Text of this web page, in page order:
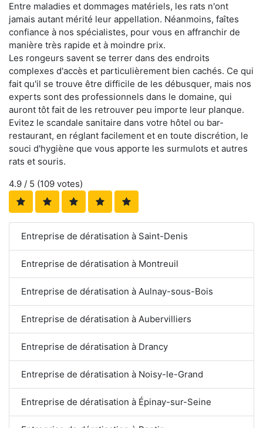
Entre maladies et dommages matériels, les rats n'ont
jamais autant mérité leur appellation. Néanmoins, faîtes
confiance à nos spécialistes, pour vous en affranchir de
manière très rapide et à moindre prix.
Les rongeurs savent se terrer dans des endroits
complexes d'accès et particulièrement bien cachés. Ce qui
fait qu'il se trouve être difficile de les débusquer, mais nos
experts sont des professionnels dans le domaine, qui
auront tôt fait de les retrouver peu importe leur planque.
Evitez le scandale sanitaire dans votre hôtel ou bar-
restaurant, en réglant facilement et en toute discrétion, le
souci d'hygiène que vous apporte les surmulots et autres
rats et souris.
4.9 / 5 (109 votes)
Entreprise de dératisation à Saint-Denis
Entreprise de dératisation à Montreuil
Entreprise de dératisation à Aulnay-sous-Bois
Entreprise de dératisation à Aubervilliers
Entreprise de dératisation à Drancy
Entreprise de dératisation à Noisy-le-Grand
Entreprise de dératisation à Épinay-sur-Seine